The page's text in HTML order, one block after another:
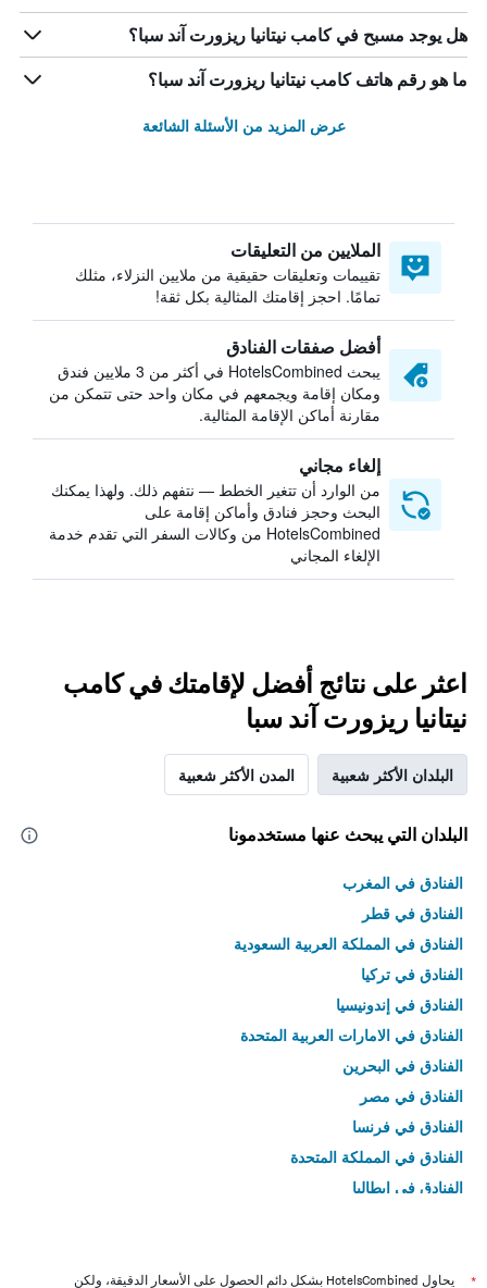
هل يوجد مسبح في كامب نيتانيا ريزورت آند سبا؟
ما هو رقم هاتف كامب نيتانيا ريزورت آند سبا؟
عرض المزيد من الأسئلة الشائعة
الملايين من التعليقات
تقييمات وتعليقات حقيقية من ملايين النزلاء، مثلك
تمامًا. احجز إقامتك المثالية بكل ثقة!
أفضل صفقات الفنادق
يبحث HotelsCombined في أكثر من 3 ملايين فندق
ومكان إقامة ويجمعهم في مكان واحد حتى تتمكن من
مقارنة أماكن الإقامة المثالية.
إلغاء مجاني
من الوارد أن تتغير الخطط — نتفهم ذلك. ولهذا يمكنك
البحث وحجز فنادق وأماكن إقامة على
HotelsCombined من وكالات السفر التي تقدم خدمة
الإلغاء المجاني
اعثر على نتائج أفضل لإقامتك في كامب
نيتانيا ريزورت آند سبا
البلدان الأكثر شعبية المدن الأكثر شعبية
البلدان التي يبحث عنها مستخدمونا
الفنادق في المغرب
الفنادق في قطر
الفنادق في المملكة العربية السعودية
الفنادق في تركيا
الفنادق في إندونيسيا
الفنادق في الامارات العربية المتحدة
الفنادق في البحرين
الفنادق في مصر
الفنادق في فرنسا
الفنادق في المملكة المتحدة
الفنادق في إيطاليا
* يحاول HotelsCombined بشكل دائم الحصول على الأسعار الدقيقة، ولكن